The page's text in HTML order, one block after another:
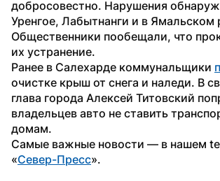
добросовестно. Нарушения
Уренгое, Лабытнанги и в Ямальском
Общественники пообещали, что
их устранение.
Ранее в Салехарде коммунальщики
очистке крыш от снега и наледи. В
глава города Алексей Титовский
владельцев авто не ставить
домам.
Самые важные новости — в нашем
«Север-Пресс».